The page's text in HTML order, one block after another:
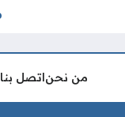
من نحن اتصل بنا